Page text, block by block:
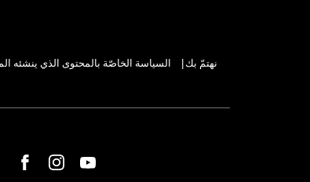
السياسة الخاصّة بالمحتوى الذي ينشئه نهتمّ بك